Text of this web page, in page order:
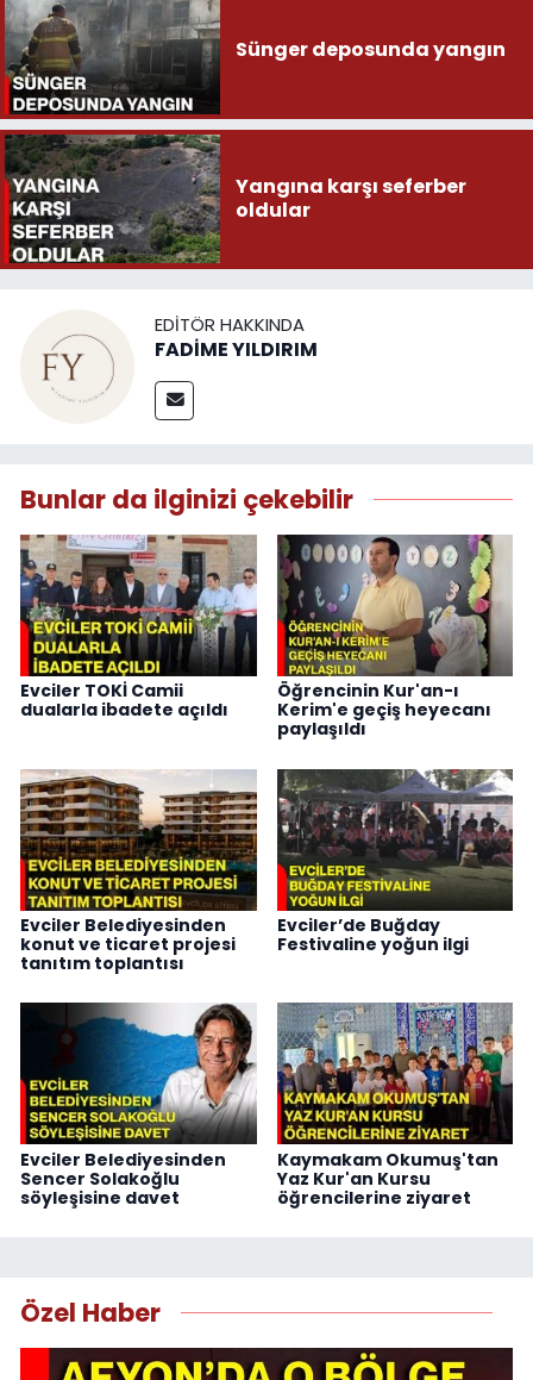
Sünger deposunda yangın
Yangına karşı seferber
oldular
EDITÖR HAKKINDA
FADİME YILDIRIM
Bunlar da ilginizi çekebilir
Evciler TOKİ Camii
dualarla ibadete açıldı
Öğrencinin Kur'an-ı
Kerim'e geçiş heyecanı
paylaşıldı
Evciler Belediyesinden
konut ve ticaret projesi
tanıtım toplantısı
Evciler’de Buğday
Festivaline yoğun ilgi
Evciler Belediyesinden
Sencer Solakoğlu
söyleşisine davet
Kaymakam Okumuş'tan
Yaz Kur'an Kursu
öğrencilerine ziyaret
Özel Haber